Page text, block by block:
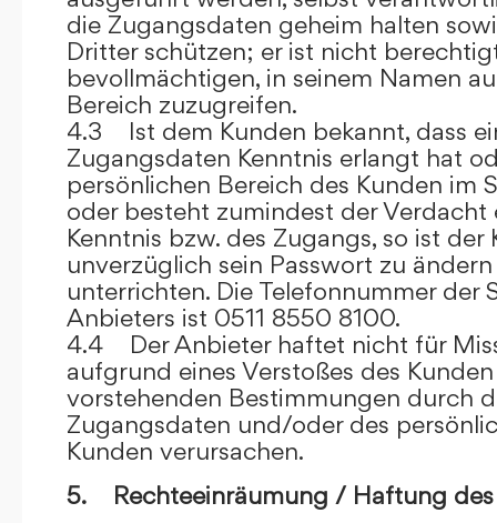
die Zugangsdaten geheim halten
Dritter schützen; er ist nicht
bevollmächtigen, in seinem Namen
Bereich zuzugreifen.
4.3 Ist dem Kunden bekannt, dass
Zugangsdaten Kenntnis erlangt hat
persönlichen Bereich des Kunden im
oder besteht zumindest der Verdacht
Kenntnis bzw. des Zugangs, so ist
unverzüglich sein Passwort zu
unterrichten. Die Telefonnummer der
Anbieters ist 0511 8550 8100.
4.4 Der Anbieter haftet nicht für
aufgrund eines Verstoßes des
vorstehenden Bestimmungen durch
Zugangsdaten und/oder des
Kunden verursachen.
5. Rechteeinräumung / Haftung des